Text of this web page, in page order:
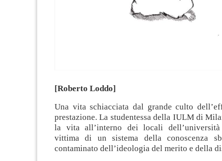
[Roberto Loddo]
Una vita schiacciata dal grande culto
prestazione. La studentessa della IULM di
la vita all’interno dei locali
vittima di un sistema della conoscenza
contaminato dell’ideologia del merito e della